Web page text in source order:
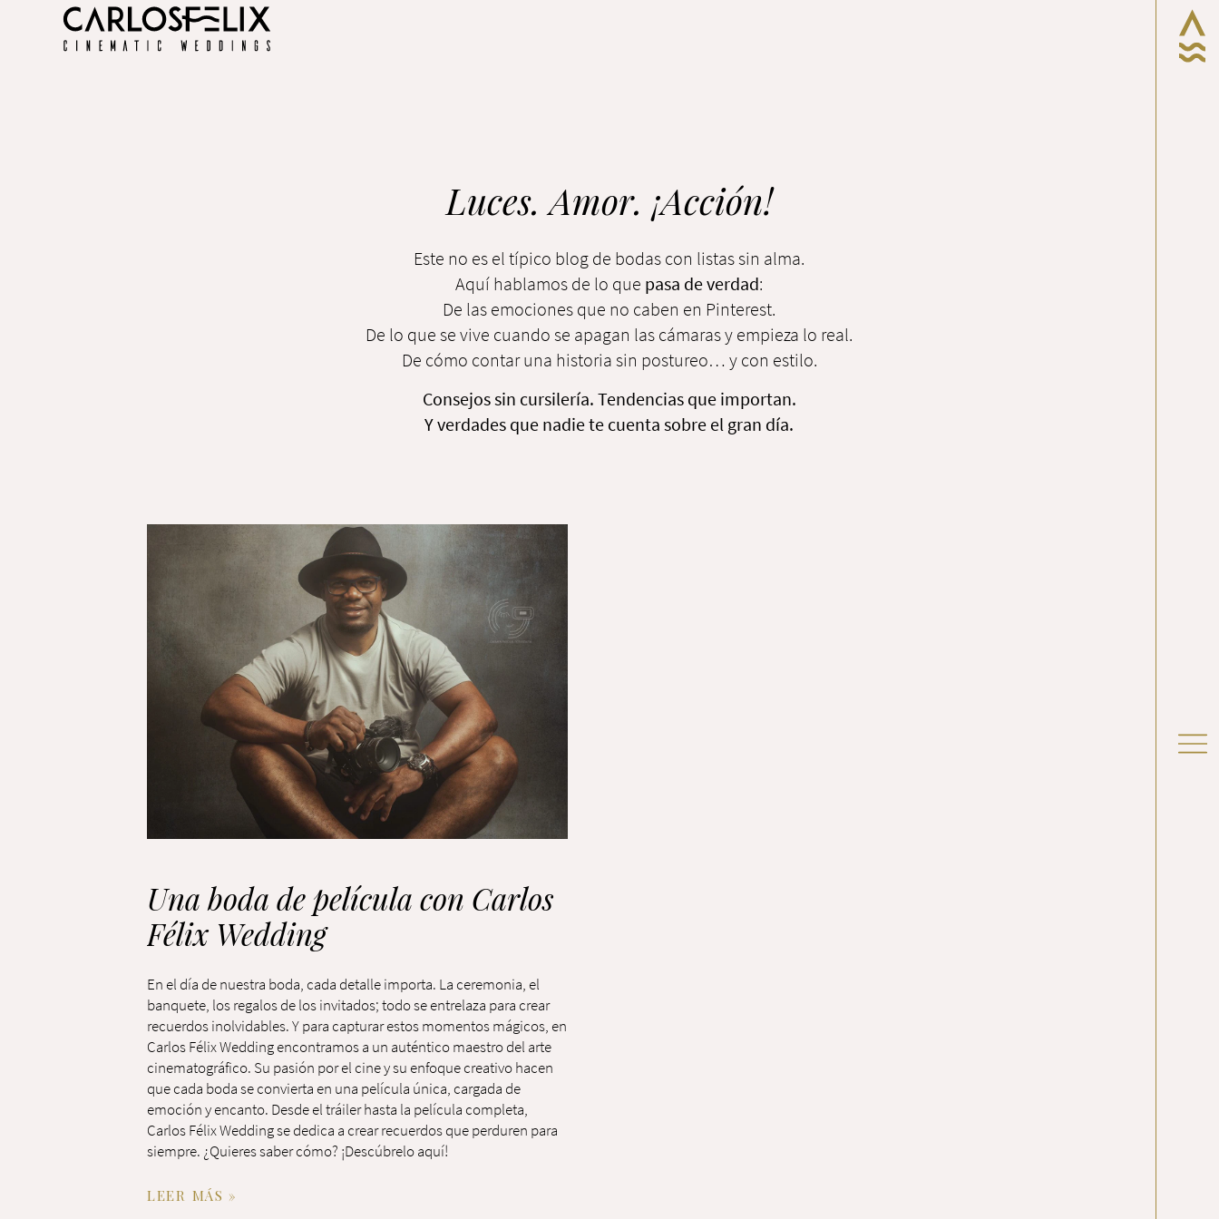
Luces. Amor. ¡Acción!
Este no es el típico blog de bodas con listas sin alma.
Aquí hablamos de lo que pasa de verdad:
De las emociones que no caben en Pinterest.
De lo que se vive cuando se apagan las cámaras y empieza lo real.
De cómo contar una historia sin postureo… y con estilo.
Consejos sin cursilería. Tendencias que importan.
Y verdades que nadie te cuenta sobre el gran día.
Una boda de película con Carlos
Félix Wedding
En el día de nuestra boda, cada detalle importa. La ceremonia, el
banquete, los regalos de los invitados; todo se entrelaza para crear
recuerdos inolvidables. Y para capturar estos momentos mágicos, en
Carlos Félix Wedding encontramos a un auténtico maestro del arte
cinematográfico. Su pasión por el cine y su enfoque creativo hacen
que cada boda se convierta en una película única, cargada de
emoción y encanto. Desde el tráiler hasta la película completa,
Carlos Félix Wedding se dedica a crear recuerdos que perduren para
siempre. ¿Quieres saber cómo? ¡Descúbrelo aquí!
LEER MÁS »